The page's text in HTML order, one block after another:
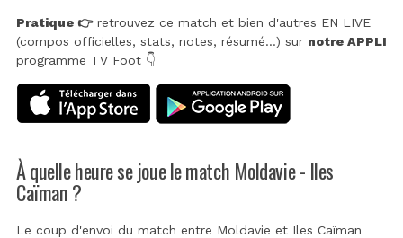
Pratique 👉retrouvez ce match et bien d'autres EN LIVE
(compos officielles, stats, notes, résumé...) sur notre APPLI
programme TV Foot 👇
À quelle heure se joue le match Moldavie - Iles
Caïman ?
Le coup d'envoi du match entre Moldavie et Iles Caïman